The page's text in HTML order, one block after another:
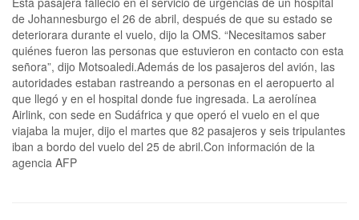
de Johannesburgo el 26 de abril, después de que su estado se
deteriorara durante el vuelo, dijo la OMS. “Necesitamos saber
quiénes fueron las personas que estuvieron en contacto con esta
señora”, dijo Motsoaledi.Además de los pasajeros del avión, las
autoridades estaban rastreando a personas en el aeropuerto al
que llegó y en el hospital donde fue ingresada. La aerolínea
Airlink, con sede en Sudáfrica y que operó el vuelo en el que
viajaba la mujer, dijo el martes que 82 pasajeros y seis tripulantes
iban a bordo del vuelo del 25 de abril.Con información de la
agencia AFP